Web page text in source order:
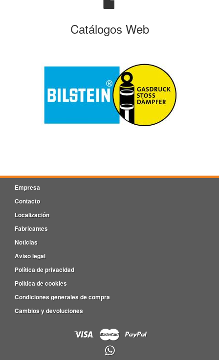
Catálogos Web
Empresa
Contacto
Localización
Fabricantes
Noticias
Aviso legal
Política de privacidad
Política de cookies
Condiciones generales de compra
Cambios y devoluciones